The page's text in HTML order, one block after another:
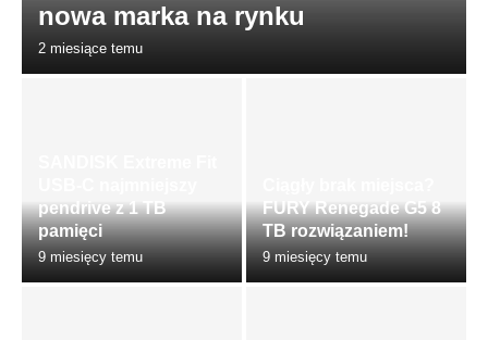
nowa marka na rynku
2 miesiące temu
pendrive z 1 TB
pamięci
9 miesięcy temu
FURY Renegade G5 8
TB rozwiązaniem!
9 miesięcy temu